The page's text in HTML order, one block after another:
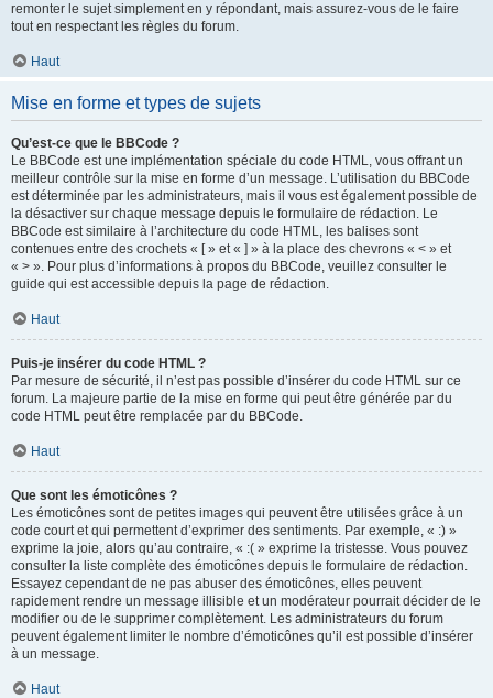
remonter le sujet simplement en y répondant, mais assurez-vous de le faire
tout en respectant les règles du forum.
Haut
Mise en forme et types de sujets
Qu’est-ce que le BBCode ?
Le BBCode est une implémentation spéciale du code HTML, vous offrant un
meilleur contrôle sur la mise en forme d’un message. L’utilisation du BBCode
est déterminée par les administrateurs, mais il vous est également possible de
la désactiver sur chaque message depuis le formulaire de rédaction. Le
BBCode est similaire à l’architecture du code HTML, les balises sont
contenues entre des crochets « [ » et « ] » à la place des chevrons « < » et
« > ». Pour plus d’informations à propos du BBCode, veuillez consulter le
guide qui est accessible depuis la page de rédaction.
Haut
Puis-je insérer du code HTML ?
Par mesure de sécurité, il n’est pas possible d’insérer du code HTML sur ce
forum. La majeure partie de la mise en forme qui peut être générée par du
code HTML peut être remplacée par du BBCode.
Haut
Que sont les émoticônes ?
Les émoticônes sont de petites images qui peuvent être utilisées grâce à un
code court et qui permettent d’exprimer des sentiments. Par exemple, « :) »
exprime la joie, alors qu’au contraire, « :( » exprime la tristesse. Vous pouvez
consulter la liste complète des émoticônes depuis le formulaire de rédaction.
Essayez cependant de ne pas abuser des émoticônes, elles peuvent
rapidement rendre un message illisible et un modérateur pourrait décider de le
modifier ou de le supprimer complètement. Les administrateurs du forum
peuvent également limiter le nombre d’émoticônes qu’il est possible d’insérer
à un message.
Haut